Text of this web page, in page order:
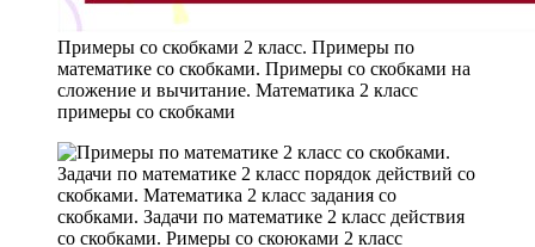
Примеры со скобками 2 класс. Примеры по
математике со скобками. Примеры со скобками на
сложение и вычитание. Математика 2 класс
примеры со скобками